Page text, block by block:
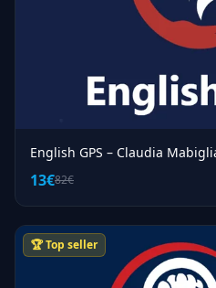
English GPS – Claudia
13€82€
🏆 Top seller